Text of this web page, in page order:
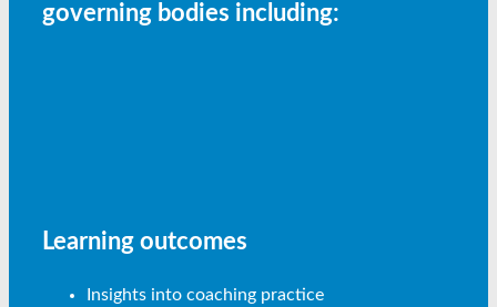
governing bodies including:
Learning outcomes
Insights into coaching practice